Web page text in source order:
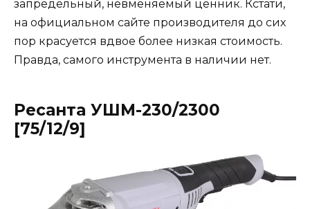
запредельный, невменяемый ценник. Кстати,
на официальном сайте производителя до сих
пор красуется вдвое более низкая стоимость.
Правда, самого инструмента в наличии нет.
Ресанта УШМ-230/2300
[75/12/9]